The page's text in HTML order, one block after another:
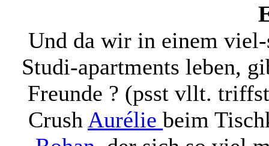
Und da wir in einem
Studi-apartments leben,
Freunde ? (psst vllt.
Crush Aurélie beim